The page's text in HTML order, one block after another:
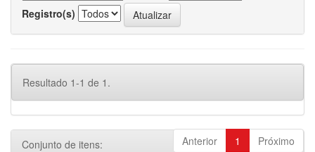
Registro(s)
Resultado 1-1 de 1.
Anterior 1 Próximo
Conjunto de itens: